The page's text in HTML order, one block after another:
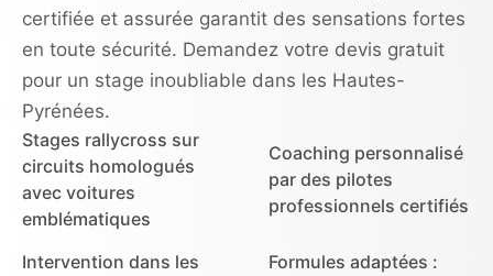
certifiée et assurée garantit des sensations fortes
en toute sécurité. Demandez votre devis gratuit
pour un stage inoubliable dans les Hautes-
Pyrénées.
Stages rallycross sur
circuits homologués
avec voitures
emblématiques
Coaching personnalisé
par des pilotes
professionnels certifiés
Intervention dans les
Formules adaptées :